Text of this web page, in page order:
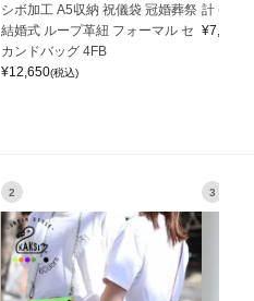
シボ加工 A5収納 祝儀袋 冠婚葬祭
結婚式 ループ革紐 フォーマル セ
カンドバッグ 4FB
¥12,650(税込)
計
¥7,150
2 3